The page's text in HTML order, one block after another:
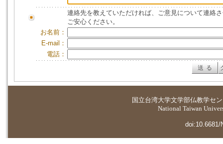
連絡先を教えていただければ、ご意見について連絡
ご安心ください。
お名前：
E-mail：
電話：
国立台湾大学文学部仏教学セ
National Taiwan
doi:10.6681/